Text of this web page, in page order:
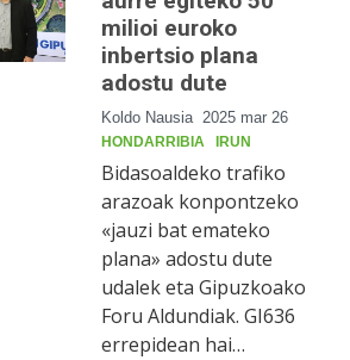
milioi euroko
inbertsio plana
adostu dute
Koldo Nausia 2025 mar 26
HONDARRIBIA IRUN
Bidasoaldeko trafiko
arazoak konpontzeko
«jauzi bat emateko
plana» adostu dute
udalek eta Gipuzkoako
Foru Aldundiak. GI636
errepidean hai…